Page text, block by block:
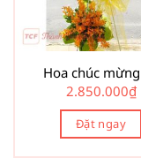
Hoa chúc
2.850.000₫
Đặt ngay